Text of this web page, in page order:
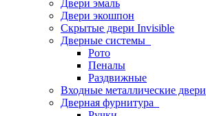
Двери эмаль
Двери экошпон
Скрытые двери Invisible
Дверные системы
Рото
Пеналы
Раздвижные
Входные металлические двери
Дверная фурнитура